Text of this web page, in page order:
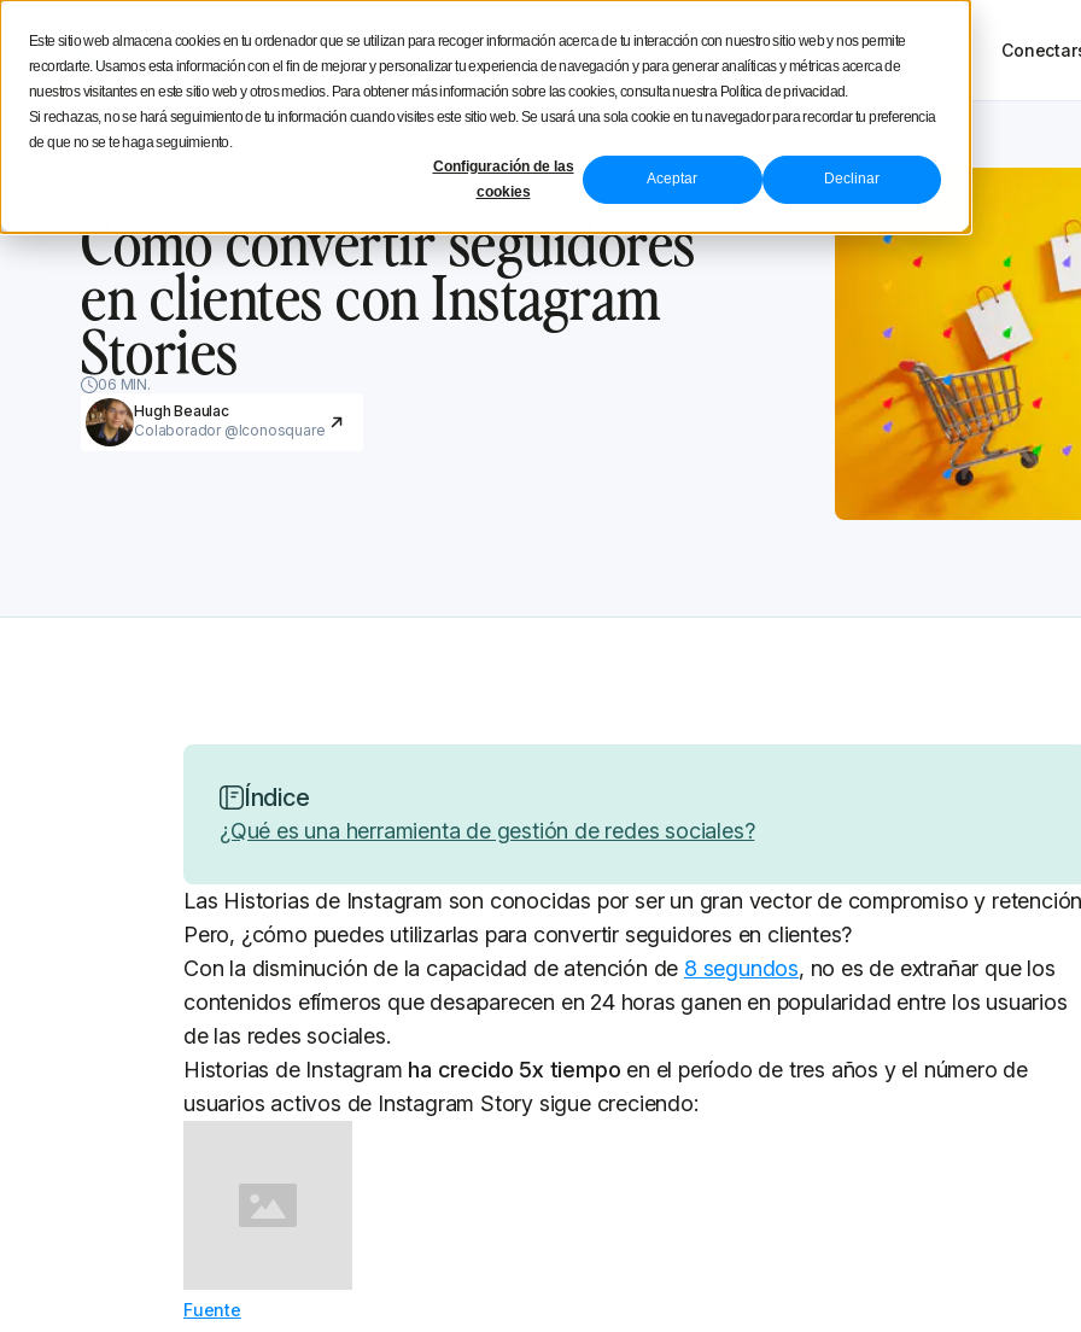
Este sitio web almacena cookies en tu ordenador que se utilizan para recoger información acerca de tu interacción con nuestro sitio web y nos permite
recordarte. Usamos esta información con el fin de mejorar y personalizar tu experiencia de navegación y para generar analíticas y métricas acerca de
nuestros visitantes en este sitio web y otros medios. Para obtener más información sobre las cookies, consulta nuestra Política de privacidad.
Si rechazas, no se hará seguimiento de tu información cuando visites este sitio web. Se usará una sola cookie en tu navegador para recordar tu preferencia
de que no se te haga seguimiento.
Configuración de las
cookies
Aceptar Declinar
Funcionalidades Soluciones Recursos NUEVO Tour del productoPrecios
Estratégia social media Consejos de creación Iconosquare
Consejos pro Instagram
Cómo convertir seguidores
en clientes con Instagram
Stories
06 MIN.
Hugh Beaulac
Colaborador @Iconosquare
Índice
¿Qué es una herramienta de gestión de redes sociales?
Las Historias de Instagram son conocidas por ser un gran vector de compromiso y
Pero, ¿cómo puedes utilizarlas para convertir seguidores en clientes?
Con la disminución de la capacidad de atención de 8 segundos, no es de extrañar que los
contenidos efímeros que desaparecen en 24 horas ganen en popularidad entre los usuarios
de las redes sociales.
Historias de Instagram ha crecido 5x tiempo en el período de tres años y el número de
usuarios activos de Instagram Story sigue creciendo:
Fuente